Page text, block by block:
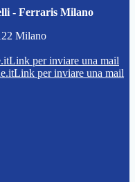
- Ferraris Milano
Milano
Link per inviare una mail
Link per inviare una mail